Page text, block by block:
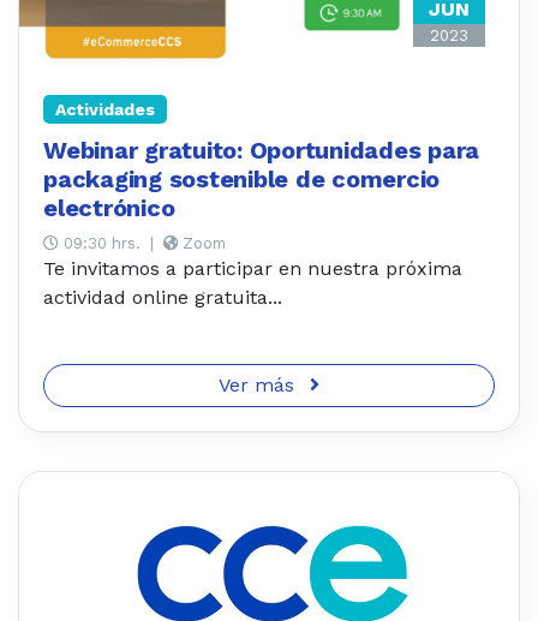
JUN
2023
Actividades
Webinar gratuito: Oportunidades para
packaging sostenible de comercio
electrónico
09:30 hrs. Zoom
Te invitamos a participar en nuestra próxima
actividad online gratuita...
Ver más